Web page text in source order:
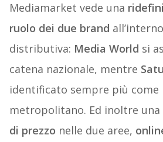
Mediamarket vede una
ruolo dei due brand
distributiva: Media World si
catena nazionale, mentre
identificato sempre più come
metropolitano. Ed inoltre una
di prezzo nelle due aree,